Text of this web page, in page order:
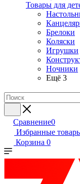
Товары для
Брелоки
Коляски
Игрушки
Ночники
Ещё 3
Сравнение0
Избранные
Корзина 0